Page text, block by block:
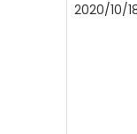
2020/10/